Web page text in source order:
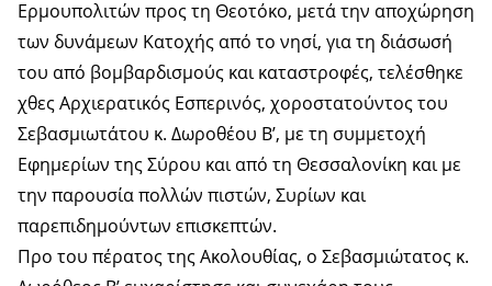
Ερμουπολιτών προς τη Θεοτόκο, μετά την αποχώρηση
των δυνάμεων Κατοχής από το νησί, για τη διάσωσή
του από βομβαρδισμούς και καταστροφές, τελέσθηκε
χθες Αρχιερατικός Εσπερινός, χοροστατούντος του
Σεβασμιωτάτου κ. Δωροθέου Β’, με τη συμμετοχή
Εφημερίων της Σύρου και από τη Θεσσαλονίκη και με
την παρουσία πολλών πιστών, Συρίων και
παρεπιδημούντων επισκεπτών.
Προ του πέρατος της Ακολουθίας, ο Σεβασμιώτατος κ.